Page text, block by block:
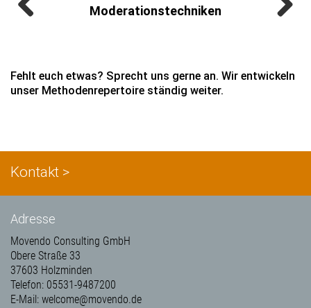
Moderationstechniken
Fehlt euch etwas? Sprecht uns gerne an. Wir entwickeln
unser Methodenrepertoire ständig weiter.
Kontakt >
Adresse
Movendo Consulting GmbH
Obere Straße 33
37603 Holzminden
Telefon: 05531-9487200
E-Mail: welcome@movendo.de